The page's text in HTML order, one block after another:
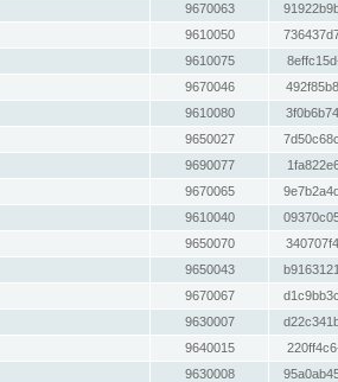
9670063
9610050
9610075
9670046
9610080
9650027
9690077
9670065
9610040
9650070
9650043
9670067
9630007
9640015
9630008